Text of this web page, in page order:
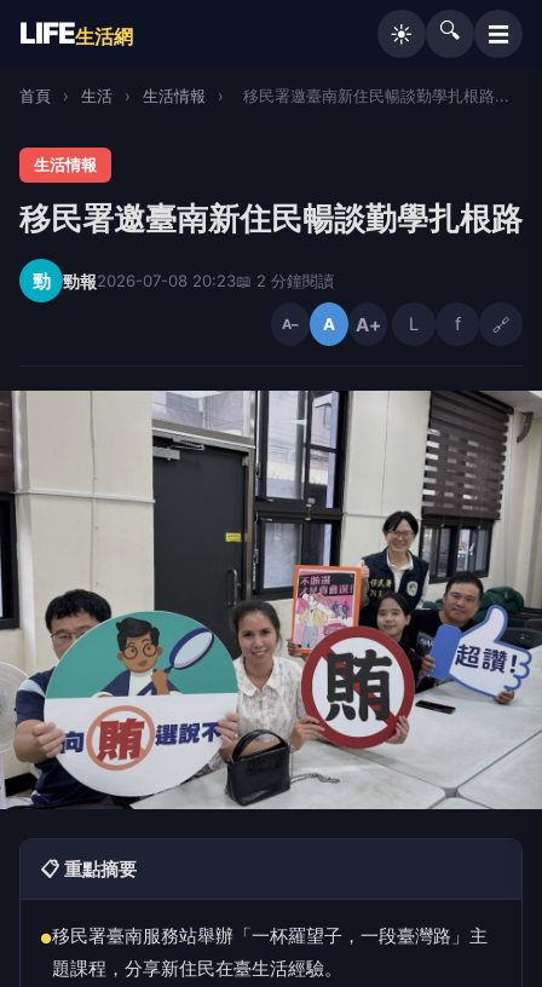
LIFE生活網 ☀️ 🔍 ☰
首頁 › 生活 › 生活情報 › 移民署邀臺南新住民暢談勤學扎根路...
生活情報
移民署邀臺南新住民暢談勤學扎根路
勁 勁報2026-07-08 20:23📖 2 分鐘閱讀
A− A A+ L f 🔗
📋 重點摘要
●移民署臺南服務站舉辦「一杯羅望子，一段臺灣路」主
題課程，分享新住民在臺生活經驗。